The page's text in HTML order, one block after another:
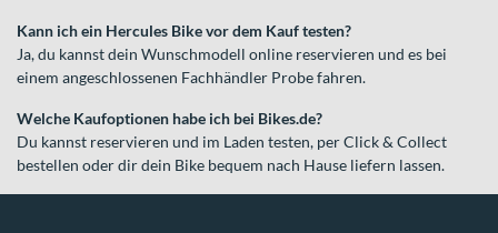
Kann ich ein Hercules Bike vor dem Kauf testen?
Ja, du kannst dein Wunschmodell online reservieren und es bei
einem angeschlossenen Fachhändler Probe fahren.
Welche Kaufoptionen habe ich bei Bikes.de?
Du kannst reservieren und im Laden testen, per Click & Collect
bestellen oder dir dein Bike bequem nach Hause liefern lassen.